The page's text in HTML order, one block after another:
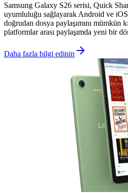
Samsung Galaxy S26 serisi, Quick
uyumluluğu sağlayarak Android ve iOS
doğrudan dosya paylaşımını mümkün
platformlar arası paylaşımda yeni bir
Daha fazla bilgi edinin